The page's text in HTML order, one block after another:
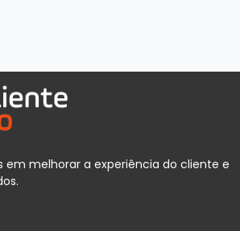
em melhorar a experiência do cliente e